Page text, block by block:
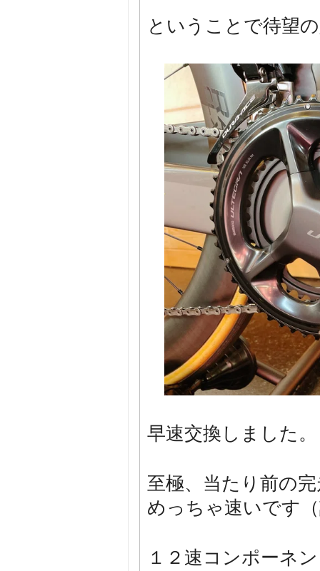
ということで待望
早速交換しました。
至極、当たり前の
めっちゃ速いです
１２速コンポーネ